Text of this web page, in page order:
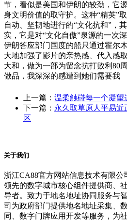
节，看似是美国和伊朗的较劲，它
身文明价值的取守护。这种“精英”取
自动、坚韧地进行的“文化抗和”，
实，它是对“文化自傲”泉源的一次
伊朗答应部门国度的船只通过霍尔
大地加强了影片的亲热感、代入感
大和，做为一部为留念抗打败利80
做品，我深深的感遭到她们需要我
上一篇： 温柔触碰每一个凝望
下一篇： 永久取草原人平易
区
关于我们
浙江CA88官方网站信息技术有限公
领先的数字城市核心组件提供商、
导者。致力于地名地址协同服务与
司为政府部门提供地名地址采集、
同、数字门牌应用开发等服务，为